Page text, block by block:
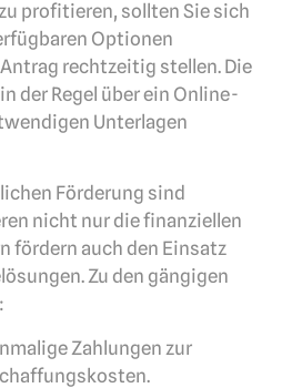
profitieren, sollten Sie sich
Optionen
rechtzeitig stellen. Die
der Regel über ein Online-
Unterlagen
Förderung sind
nicht nur die finanziellen
fördern auch den Einsatz
Zu den gängigen
Zahlungen zur